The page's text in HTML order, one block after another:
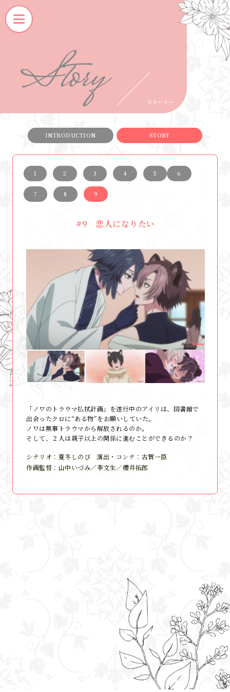
ストーリー
INTRODUCTION STORY
1 2 3 4 5 6
7 8 9
#9 恋人になりたい
「ノワのトラウマ払拭計画」を遂行中のアイリは、図書館で
出会ったクロに“ある物”をお願いしていた。
ノワは無事トラウマから解放されるのか。
そして、２人は親子以上の関係に進むことができるのか――？
シナリオ 夏冬しのび 演出・コンテ
古賀一臣
作画監督
山中いづみ／李文生／櫻井拓郎